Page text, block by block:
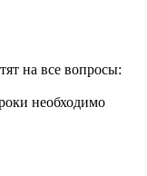
на все вопросы:
необходимо